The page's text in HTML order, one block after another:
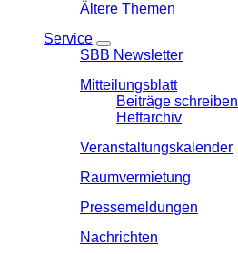
Ältere Themen
Service
SBB Newsletter
Mitteilungsblatt
Beiträge schreiben
Heftarchiv
Veranstaltungskalender
Raumvermietung
Pressemeldungen
Nachrichten